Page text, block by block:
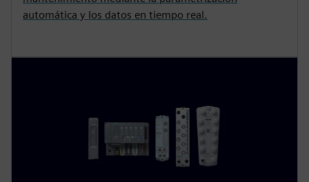
automática y los datos en tiempo real.